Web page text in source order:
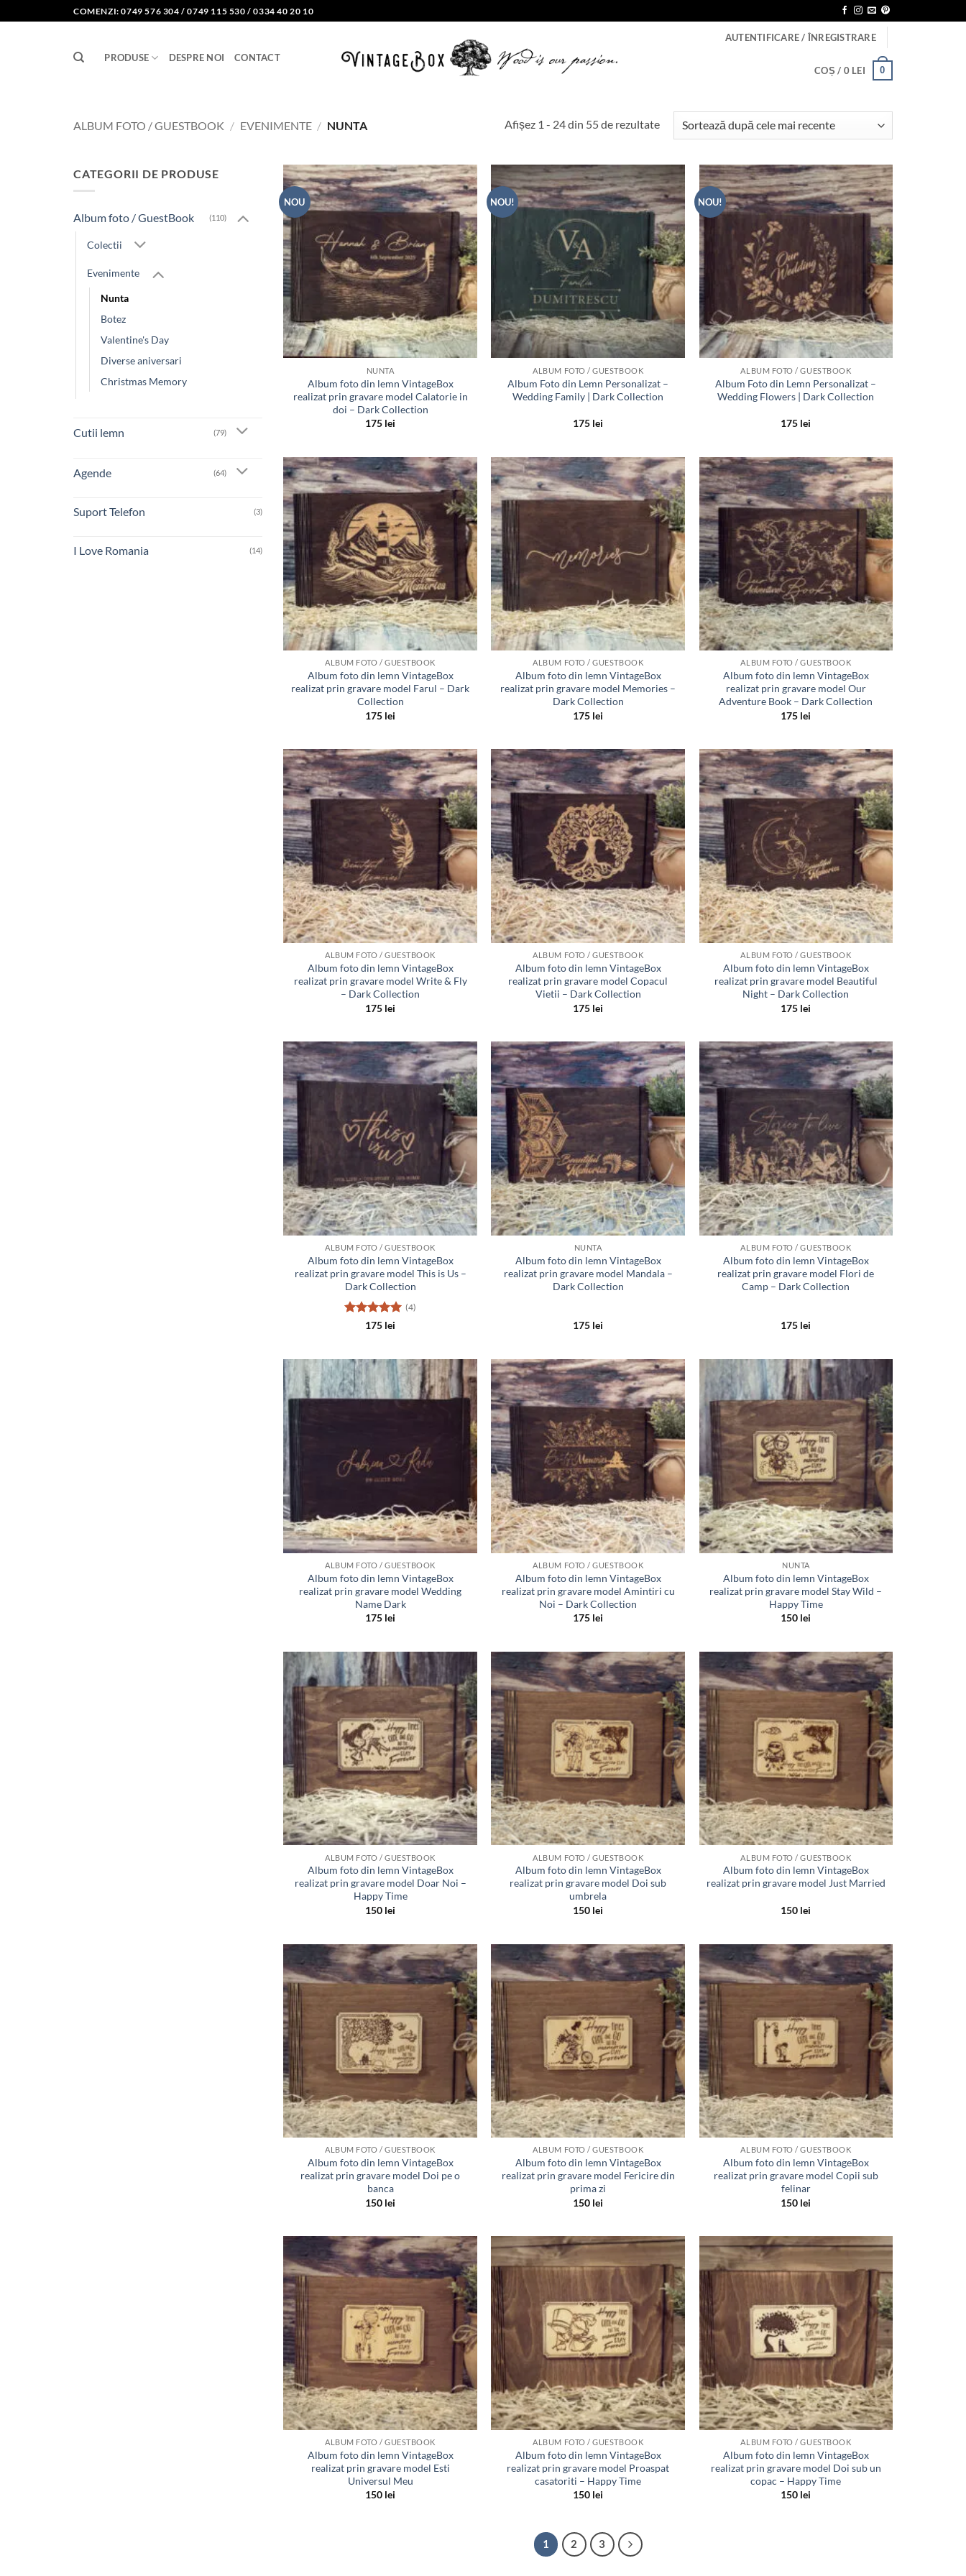
to
COMENZI: 0749 576 304 / 0749 115 530 / 0334 40 20 10
PRODUSE DESPRE NOI CONTACT
AUTENTIFICARE / ÎNREGISTRARE
COȘ / 0 LEI 0
ALBUM FOTO / GUESTBOOK / EVENIMENTE / NUNTA Afișez 1 - 24 din 55 de rezultateSortat
după
mai
recente
CATEGORII DE PRODUSE
Album foto / GuestBook (110)
Colectii
Evenimente
Nunta
Botez
Valentine's Day
Diverse aniversari
Christmas Memory
Cutii lemn (79)
Agende (64)
Suport Telefon (3)
I Love Romania (14)
NOU
Adauga
in lista
dorinte
NUNTA
Album foto din lemn VintageBox
realizat prin gravare model Calatorie in
doi – Dark Collection
175 lei
NOU!
Adauga
in lista
de
dorinte
ALBUM FOTO / GUESTBOOK
Album Foto din Lemn Personalizat –
Wedding Family | Dark Collection
175 lei
NOU!
Adauga
in lista
de
dorinte
ALBUM FOTO / GUESTBOOK
Album Foto din Lemn Personalizat –
Wedding Flowers | Dark Collection
175 lei
Adauga
in lista
de
dorinte
ALBUM FOTO / GUESTBOOK
Album foto din lemn VintageBox
realizat prin gravare model Farul – Dark
Collection
175 lei
Adauga
in lista
de
dorinte
ALBUM FOTO / GUESTBOOK
Album foto din lemn VintageBox
realizat prin gravare model Memories –
Dark Collection
175 lei
Adauga
in lista
de
dorinte
ALBUM FOTO / GUESTBOOK
Album foto din lemn VintageBox
realizat prin gravare model Our
Adventure Book – Dark Collection
175 lei
Adauga
in lista
de
dorinte
ALBUM FOTO / GUESTBOOK
Album foto din lemn VintageBox
realizat prin gravare model Write & Fly
– Dark Collection
175 lei
Adauga
in lista
de
dorinte
ALBUM FOTO / GUESTBOOK
Album foto din lemn VintageBox
realizat prin gravare model Copacul
Vietii – Dark Collection
175 lei
Adauga
in lista
de
dorinte
ALBUM FOTO / GUESTBOOK
Album foto din lemn VintageBox
realizat prin gravare model Beautiful
Night – Dark Collection
175 lei
Adauga
in lista
de
dorinte
ALBUM FOTO / GUESTBOOK
Album foto din lemn VintageBox
realizat prin gravare model This is Us –
Dark Collection
Evaluat la
(4)
175 lei
Adauga
in lista
de
dorinte
NUNTA
Album foto din lemn VintageBox
realizat prin gravare model Mandala –
Dark Collection
175 lei
Adauga
in lista
de
dorinte
ALBUM FOTO / GUESTBOOK
Album foto din lemn VintageBox
realizat prin gravare model Flori de
Camp – Dark Collection
175 lei
Adauga
ALBUM FOTO / GUESTBOOK
Album foto din lemn VintageBox
realizat prin gravare model Wedding
Name Dark
175 lei
Adauga
in lista
de
dorinte
ALBUM FOTO / GUESTBOOK
Album foto din lemn VintageBox
realizat prin gravare model Amintiri cu
Noi – Dark Collection
175 lei
Adauga
in lista
dorinte
NUNTA
Album foto din lemn VintageBox
realizat prin gravare model Stay Wild –
Happy Time
150 lei
Adauga
in lista
de
dorinte
ALBUM FOTO / GUESTBOOK
Album foto din lemn VintageBox
realizat prin gravare model Doar Noi –
Happy Time
150 lei
Adauga
in lista
de
dorinte
ALBUM FOTO / GUESTBOOK
Album foto din lemn VintageBox
realizat prin gravare model Doi sub
umbrela
150 lei
Adauga
in lista
de
dorinte
ALBUM FOTO / GUESTBOOK
Album foto din lemn VintageBox
realizat prin gravare model Just Married
150 lei
Adauga
in lista
de
dorinte
ALBUM FOTO / GUESTBOOK
Album foto din lemn VintageBox
realizat prin gravare model Doi pe o
banca
150 lei
Adauga
in lista
de
dorinte
ALBUM FOTO / GUESTBOOK
Album foto din lemn VintageBox
realizat prin gravare model Fericire din
prima zi
150 lei
Adauga
in lista
de
dorinte
ALBUM FOTO / GUESTBOOK
Album foto din lemn VintageBox
realizat prin gravare model Copii sub
felinar
150 lei
Adauga
in lista
de
dorinte
ALBUM FOTO / GUESTBOOK
Album foto din lemn VintageBox
realizat prin gravare model Esti
Universul Meu
150 lei
in lista
dorinte
ALBUM FOTO / GUESTBOOK
Album foto din lemn VintageBox
realizat prin gravare model Proaspat
casatoriti – Happy Time
150 lei
Adauga
de
dorinte
ALBUM FOTO / GUESTBOOK
Album foto din lemn VintageBox
realizat prin gravare model Doi sub un
copac – Happy Time
150 lei
1 2 3